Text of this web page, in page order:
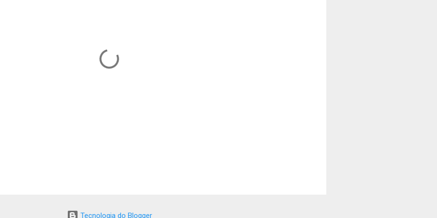
Tecnologia do Blogger